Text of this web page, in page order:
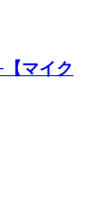
マイク